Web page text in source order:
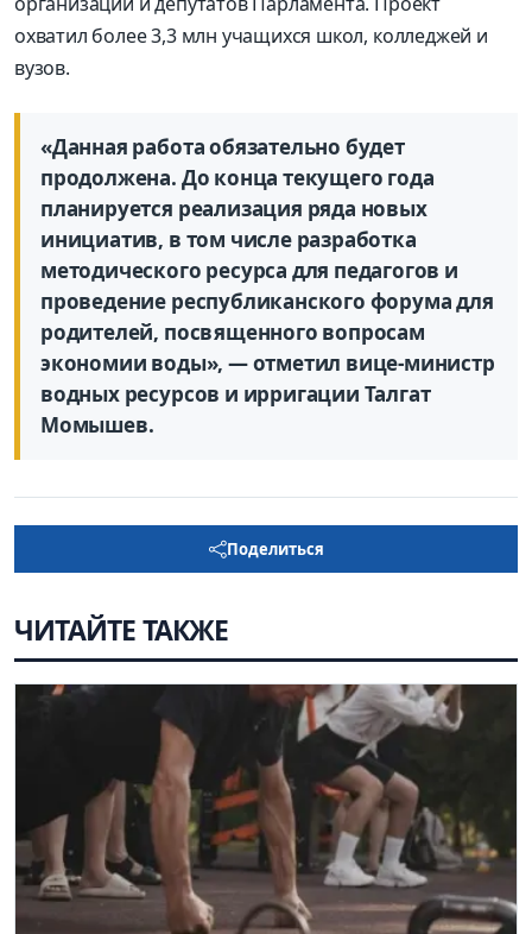
охватил более 3,3 млн учащихся школ, колледжей и
вузов.
«Данная работа обязательно будет
продолжена. До конца текущего года
планируется реализация ряда новых
инициатив, в том числе разработка
методического ресурса для педагогов и
проведение республиканского форума для
родителей, посвященного вопросам
экономии воды», — отметил вице-министр
водных ресурсов и ирригации Талгат
Момышев.
Поделиться
ЧИТАЙТЕ ТАКЖЕ